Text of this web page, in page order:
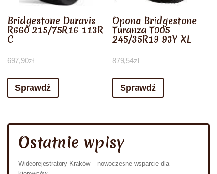
Bridgestone Duravis
R660 215/75R16 113R
C
697,90zł
Sprawdź
Opona Bridgestone
Turanza T005
245/35R19 93Y XL
879,54zł
Sprawdź
Ostatnie wpisy
Wideorejestratory Kraków – nowoczesne wsparcie dla